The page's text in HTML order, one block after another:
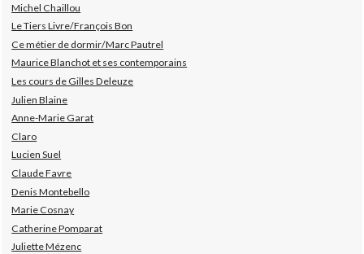
Michel Chaillou
Le Tiers Livre/François Bon
Ce métier de dormir/Marc Pautrel
Maurice Blanchot et ses contemporains
Les cours de Gilles Deleuze
Julien Blaine
Anne-Marie Garat
Claro
Lucien Suel
Claude Favre
Denis Montebello
Marie Cosnay
Catherine Pomparat
Juliette Mézenc